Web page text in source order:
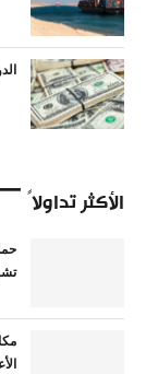
الأكثر تداولاً